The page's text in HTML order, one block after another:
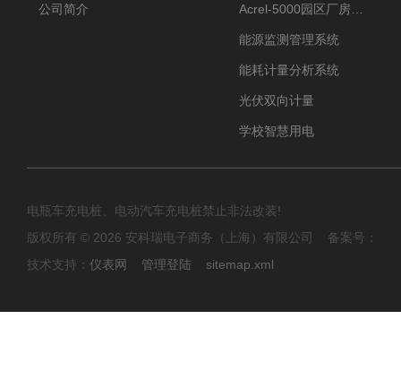
公司简介
能源监测管理系统
能耗计量分析系统
光伏双向计量
学校智慧用电
电瓶车充电桩、电动汽车充电桩禁止非法改装!
版权所有 © 2026 安科瑞电子商务（上海）有限公司 备案号：
技术支持： 仪表网 管理登陆 sitemap.xml